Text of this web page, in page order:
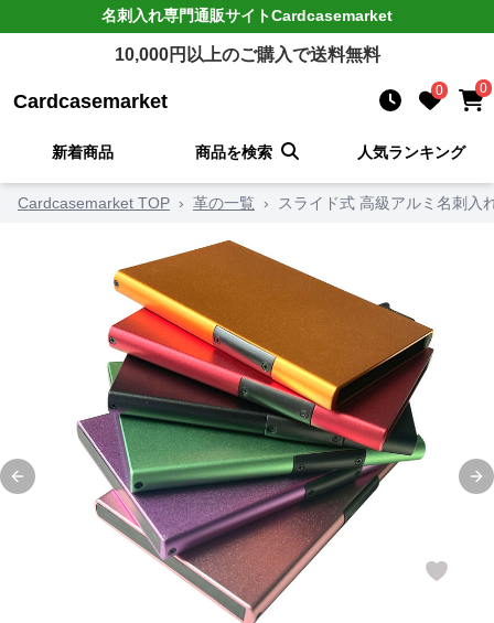
名刺入れ専門通販サイトCardcasemarket
10,000円以上のご購入で送料無料
Cardcasemarket 0 0
新着商品 商品を検索 人気ランキング
Cardcasemarket TOP › 革の一覧 › スライド式 高級アルミ名刺入
Previous slide